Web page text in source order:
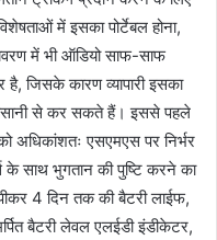
में इसका पोर्टेबल होना,
में भी ऑडियो साफ-साफ
जिसके कारण व्यापारी इसका
से कर सकते हैं। इससे पहले
अधिकांशतः एसएमएस पर निर्भर
के साथ भुगतान की पुष्टि करने का
4 दिन तक की बैटरी लाईफ,
बैटरी लेवल एलईडी इंडीकेटर,